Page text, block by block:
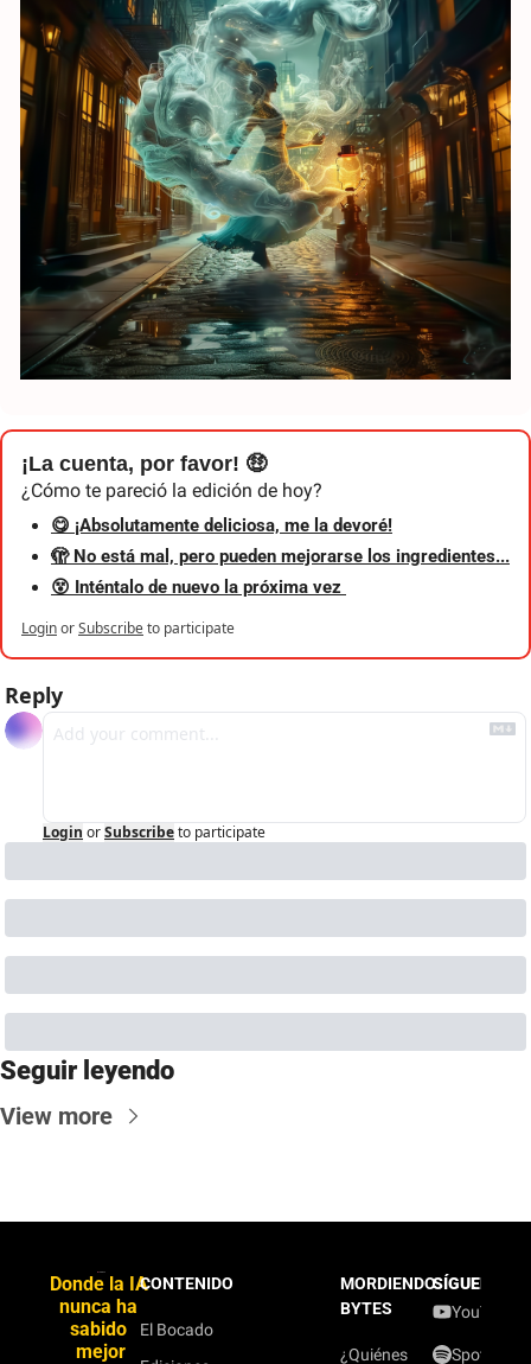
¡La cuenta, por favor! 🤑
¿Cómo te pareció la edición de hoy?
😋 ¡Absolutamente deliciosa, me la devoré!
🫣 No está mal, pero pueden mejorarse los ingredientes...
😵‍ Inténtalo de nuevo la próxima vez
LoginorSubscribeto participate
Reply
Login orSubscribeto participate
Seguir leyendo
View more
Donde la IA
nunca ha
sabido
mejor
CONTENIDO
El Bocado
MORDIENDO
BYTES
¿Quiénes
SÍGUENOS
YouTube
Spotify